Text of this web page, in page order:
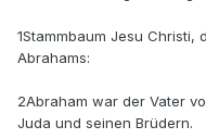
1Stammbaum Jesu Christi,
Abrahams:
2Abraham war der Vater
Juda und seinen Brüdern.